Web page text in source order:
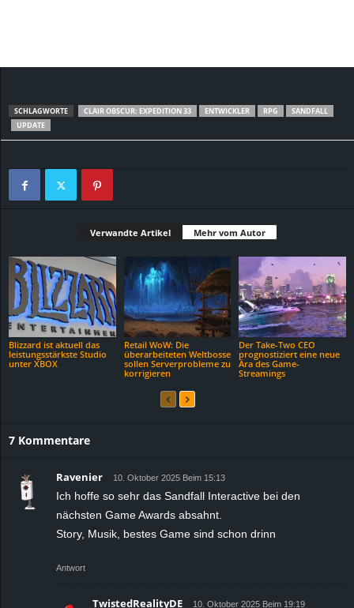
SCHLAGWORTE CLAIR OBSCUR: EXPEDITION 33 ENTWICKLER RPG
SANDFALL
UPDATE
Verwandte Artikel Mehr vom Autor
Blizzard ist aktuell das
leistungsstärkste Studio
unter XBOX
Retail WoW: Die
überarbeiteten Weltbosse
sollen Serverprobleme zu
korrigieren
Der Take-Two CEO
prognostiziert eine neue
Ära des Game-
Streamings
7 Kommentare
Ravenier 10. Oktober 2025 Beim 15:13
Ich hoffe so sehr das Sandfall Interactive bei den
nächsten Game Awards absahnt.
Story, Musik, bestes Game sind schon drinn
Antwort
TwistedRealityDE 10. Oktober 2025 Beim 19:19